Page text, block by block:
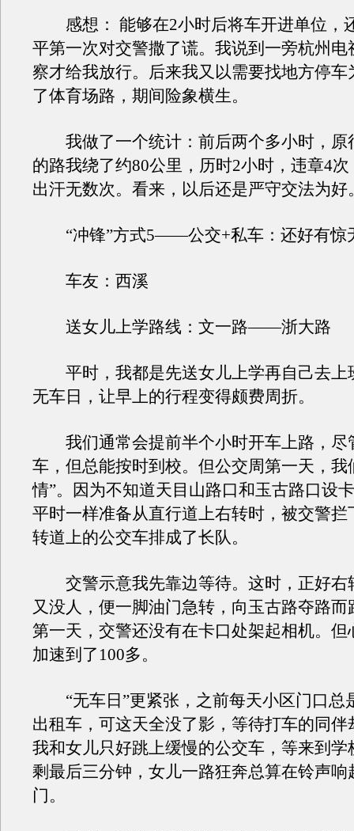
感想： 能够在2小时后将车开进单位，
平第一次对交警撒了谎。我说到一旁杭州电
察才给我放行。后来我又以需要找地方停车
了体育场路，期间险象横生。
我做了一个统计：前后两个多小时，原
的路我绕了约80公里，历时2小时，违章4
出汗无数次。看来，以后还是严守交法为好
“冲锋”方式5——公交+私车：还好有惊
车友：西溪
送女儿上学路线：文一路——浙大路
平时，我都是先送女儿上学再自己去上
无车日，让早上的行程变得颇费周折。
我们通常会提前半个小时开车上路，尽
车，但总能按时到校。但公交周第一天，我
情”。因为不知道天目山路口和玉古路口设
平时一样准备从直行道上右转时，被交警拦
转道上的公交车排成了长队。
交警示意我先靠边等待。这时，正好右
又没人，便一脚油门急转，向玉古路夺路而
第一天，交警还没有在卡口处架起相机。但
加速到了100多。
“无车日”更紧张，之前每天小区门口总
出租车，可这天全没了影，等待打车的同伴
我和女儿只好跳上缓慢的公交车，等来到学
剩最后三分钟，女儿一路狂奔总算在铃声响
门。